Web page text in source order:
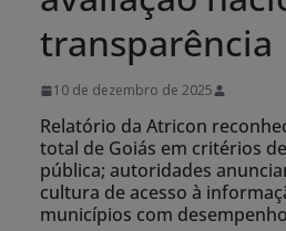
transparência
10 de dezembro de 2025
Relatório da Atricon
total de Goiás em critérios
pública; autoridades
cultura de acesso à
municípios com